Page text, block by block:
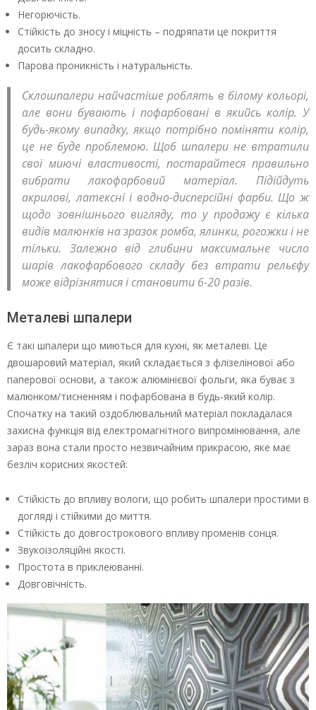
Негорючість.
Стійкість до зносу і міцність – подряпати це покриття
досить складно.
Парова проникність і натуральність.
Склошпалери найчастіше роблять в білому кольорі,
але вони бувають і пофарбовані в якийсь колір. У
будь-якому випадку, якщо потрібно поміняти колір,
це не буде проблемою. Щоб шпалери не втратили
свої миючі властивості, постарайтеся правильно
вибрати лакофарбовий матеріал. Підійдуть
акрилові, латексні і водно-дисперсійні фарби. Що ж
щодо зовнішнього вигляду, то у продажу є кілька
видів малюнків на зразок ромба, ялинки, рогожки і не
тільки. Залежно від глибини максимальне число
шарів лакофарбового складу без втрати рельєфу
може відрізнятися і становити 6-20 разів.
Металеві шпалери
Є такі шпалери що миються для кухні, як металеві. Це
двошаровий матеріал, який складається з флізелінової або
паперової основи, а також алюмінієвої фольги, яка буває з
малюнком/тисненням і пофарбована в будь-який колір.
Спочатку на такий оздоблювальний матеріал покладалася
захисна функція від електромагнітного випромінювання, але
зараз вона стали просто незвичайним прикрасою, яке має
безліч корисних якостей:
Стійкість до впливу вологи, що робить шпалери простими в
догляді і стійкими до миття.
Стійкість до довгострокового впливу променів сонця.
Звукоізоляційні якості.
Простота в приклеюванні.
Довговічність.